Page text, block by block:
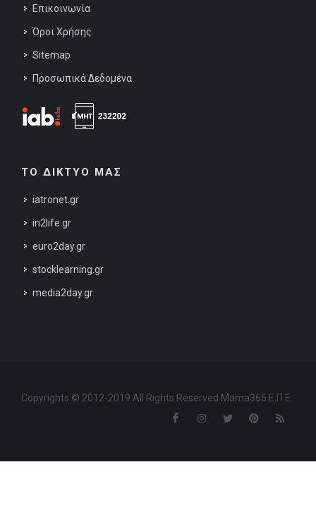
Επικοινωνία
Όροι Χρήσης
Sitemap
Προσωπικά Δεδομένα
ΤΟ ΔΙΚΤΥΟ ΜΑΣ
iatronet.gr
in2life.gr
euro2day.gr
stocklearning.gr
media2day.gr
Copyrights © 2012-2019 All Rights Reserved Mama365 Ε.Π.Ε.